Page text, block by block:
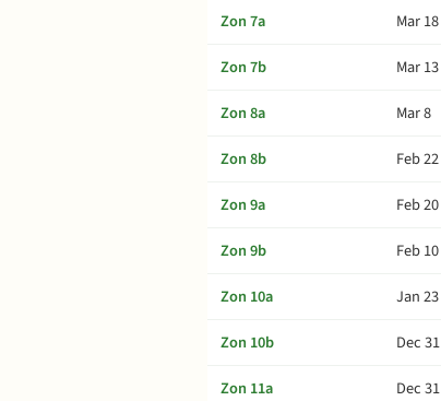
Zon 7a
Mar 18
Zon 7b
Mar 13
Zon 8a
Mar 8
Zon 8b
Feb 22
Zon 9a
Feb 20
Zon 9b
Feb 10
Zon 10a
Jan 23
Zon 10b
Dec 31
Zon 11a
Dec 31